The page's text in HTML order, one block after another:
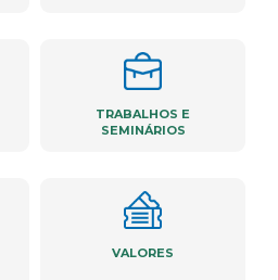
TRABALHOS E
SEMINÁRIOS
VALORES